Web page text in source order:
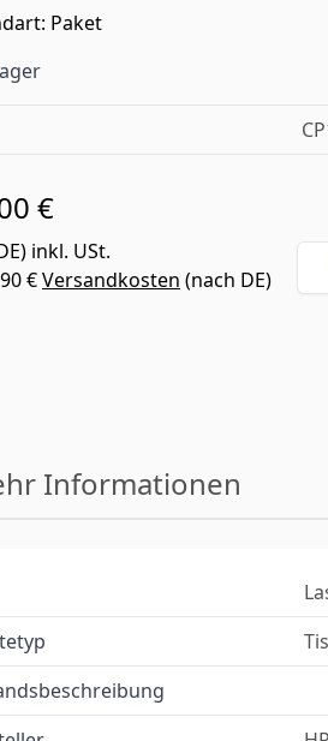
Paket
€
) inkl. USt.
€Versandkosten (nach DE)
Informationen